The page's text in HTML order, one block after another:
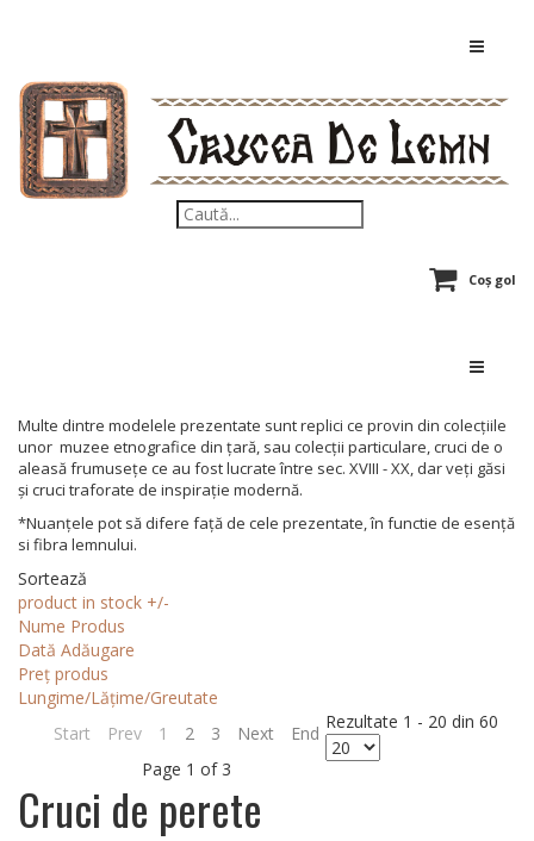
Coș gol
Multe dintre modelele prezentate sunt replici ce provin din colecțiile
unor muzee etnografice din țară, sau colecții particulare, cruci de o
aleasă frumusețe ce au fost lucrate între sec. XVIII - XX, dar veți găsi
și cruci traforate de inspirație modernă.
*Nuanțele pot să difere față de cele prezentate, în functie de esență
si fibra lemnului.
Sortează
product in stock +/-
Nume Produs
Dată Adăugare
Preț produs
Lungime/Lățime/Greutate
Start
Prev 1 2 3 Next
End
Page 1 of 3
Rezultate 1 - 20 din 60
Cruci de perete